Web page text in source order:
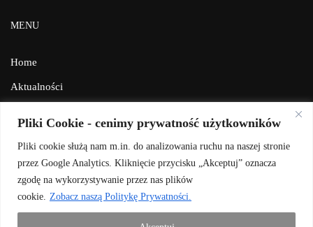
Pliki Cookie - cenimy prywatność użytkowników
Pliki cookie służą nam m.in. do analizowania ruchu na naszej stronie
przez Google Analytics. Kliknięcie przycisku „Akceptuj” oznacza
zgodę na wykorzystywanie przez nas plików
cookie.
Zobacz naszą Politykę Prywatności.
MENU
Home
Aktualności
Kontakt
BIP